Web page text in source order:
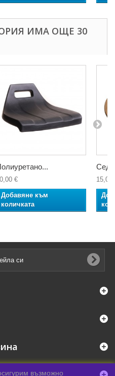
ИМА ОЩЕ 30
€
Добавяне към
количката
15,00
възможно